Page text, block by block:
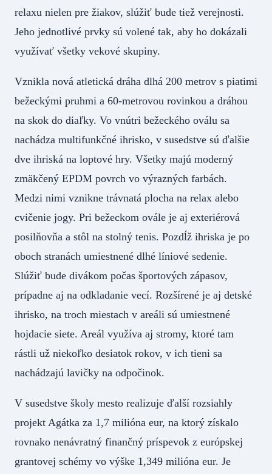
relaxu nielen pre žiakov, slúžiť bude tiež verejnosti.
Jeho jednotlivé prvky sú volené tak, aby ho dokázali
využívať všetky vekové skupiny.
Vznikla nová atletická dráha dlhá 200 metrov s piatimi
bežeckými pruhmi a 60-metrovou rovinkou a dráhou
na skok do diaľky. Vo vnútri bežeckého oválu sa
nachádza multifunkčné ihrisko, v susedstve sú ďalšie
dve ihriská na loptové hry. Všetky majú moderný
zmäkčený EPDM povrch vo výrazných farbách.
Medzi nimi vznikne trávnatá plocha na relax alebo
cvičenie jogy. Pri bežeckom ovále je aj exteriérová
posilňovňa a stôl na stolný tenis. Pozdĺž ihriska je po
oboch stranách umiestnené dlhé líniové sedenie.
Slúžiť bude divákom počas športových zápasov,
prípadne aj na odkladanie vecí. Rozšírené je aj detské
ihrisko, na troch miestach v areáli sú umiestnené
hojdacie siete. Areál využíva aj stromy, ktoré tam
rástli už niekoľko desiatok rokov, v ich tieni sa
nachádzajú lavičky na odpočinok.
V susedstve školy mesto realizuje ďalší rozsiahly
projekt Agátka za 1,7 milióna eur, na ktorý získalo
rovnako nenávratný finančný príspevok z európskej
grantovej schémy vo výške 1,349 milióna eur. Je